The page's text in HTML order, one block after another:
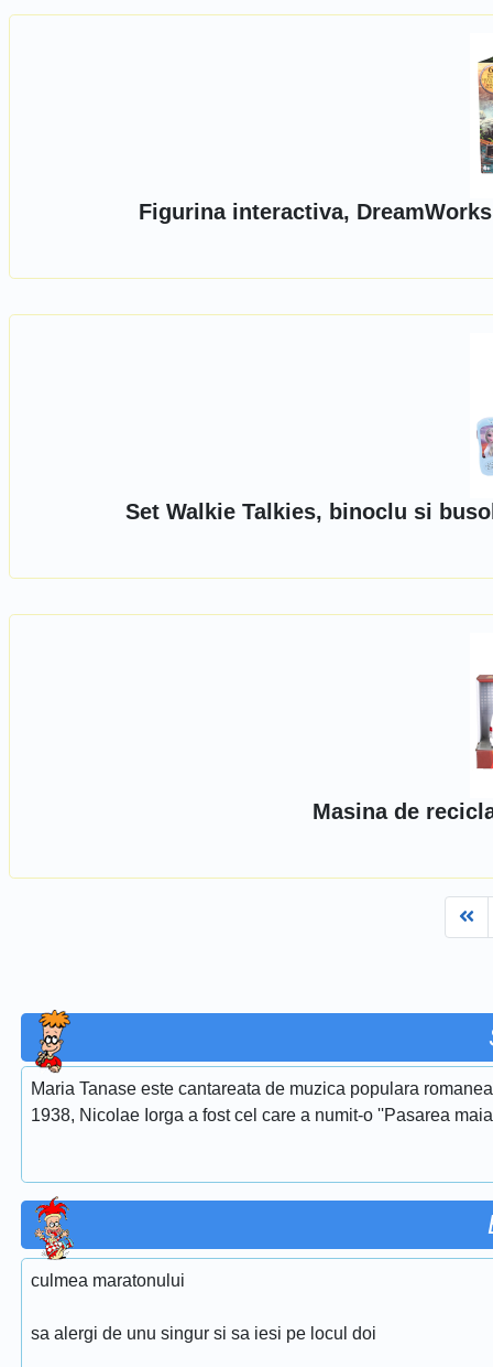
Figurina interactiva,
Set Walkie Talkies, binoclu si
Masina de
Maria Tanase este cantareata de muzica populara
1938, Nicolae Iorga a fost cel care a numit-o ''Pasarea
culmea maratonului
sa alergi de unu singur si sa iesi pe locul doi